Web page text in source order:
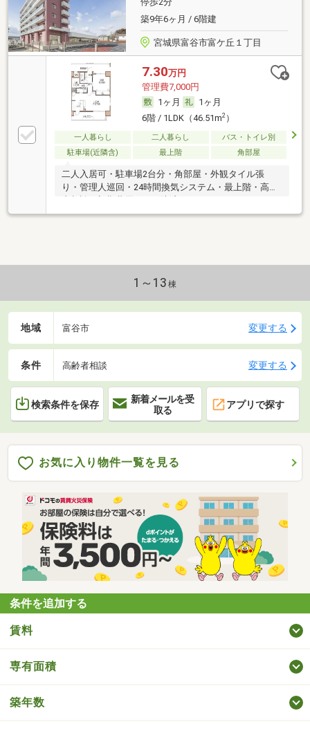
築9年6ヶ月 / 6階建
宮城県富谷市富ケ丘１丁目
7.30万円
管理費7,000円
1ヶ月
1ヶ月
6階 / 1LDK（46.51m2）
一人暮らし 二人暮らし
バス・トイレ別
駐車場(近隣含)
最上階 角部屋
二人入居可・駐車場2台分・角部屋・外観タイル張
り・管理人巡回・24時間換気システム・最上階・高齢
1～13 棟
地域 富谷市 変更する
条件 高齢者相談 変更する
検索条件を保存
新着メールを受
取る
アプリで探す
お気に入り物件一覧を見る
条件を追加する
賃料
専有面積
築年数